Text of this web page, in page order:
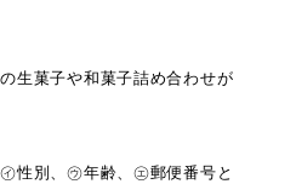
生菓子や和菓子詰め合わせが
性別、㋒年齢、㋓郵便番号と